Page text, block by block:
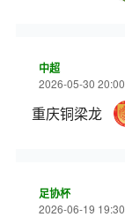
中超
2026-05-30 20:00
重庆铜梁龙
足协杯
2026-06-19 19:30